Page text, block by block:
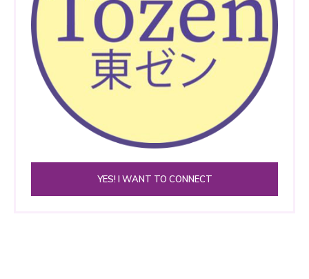
YES! I WANT TO CONNECT